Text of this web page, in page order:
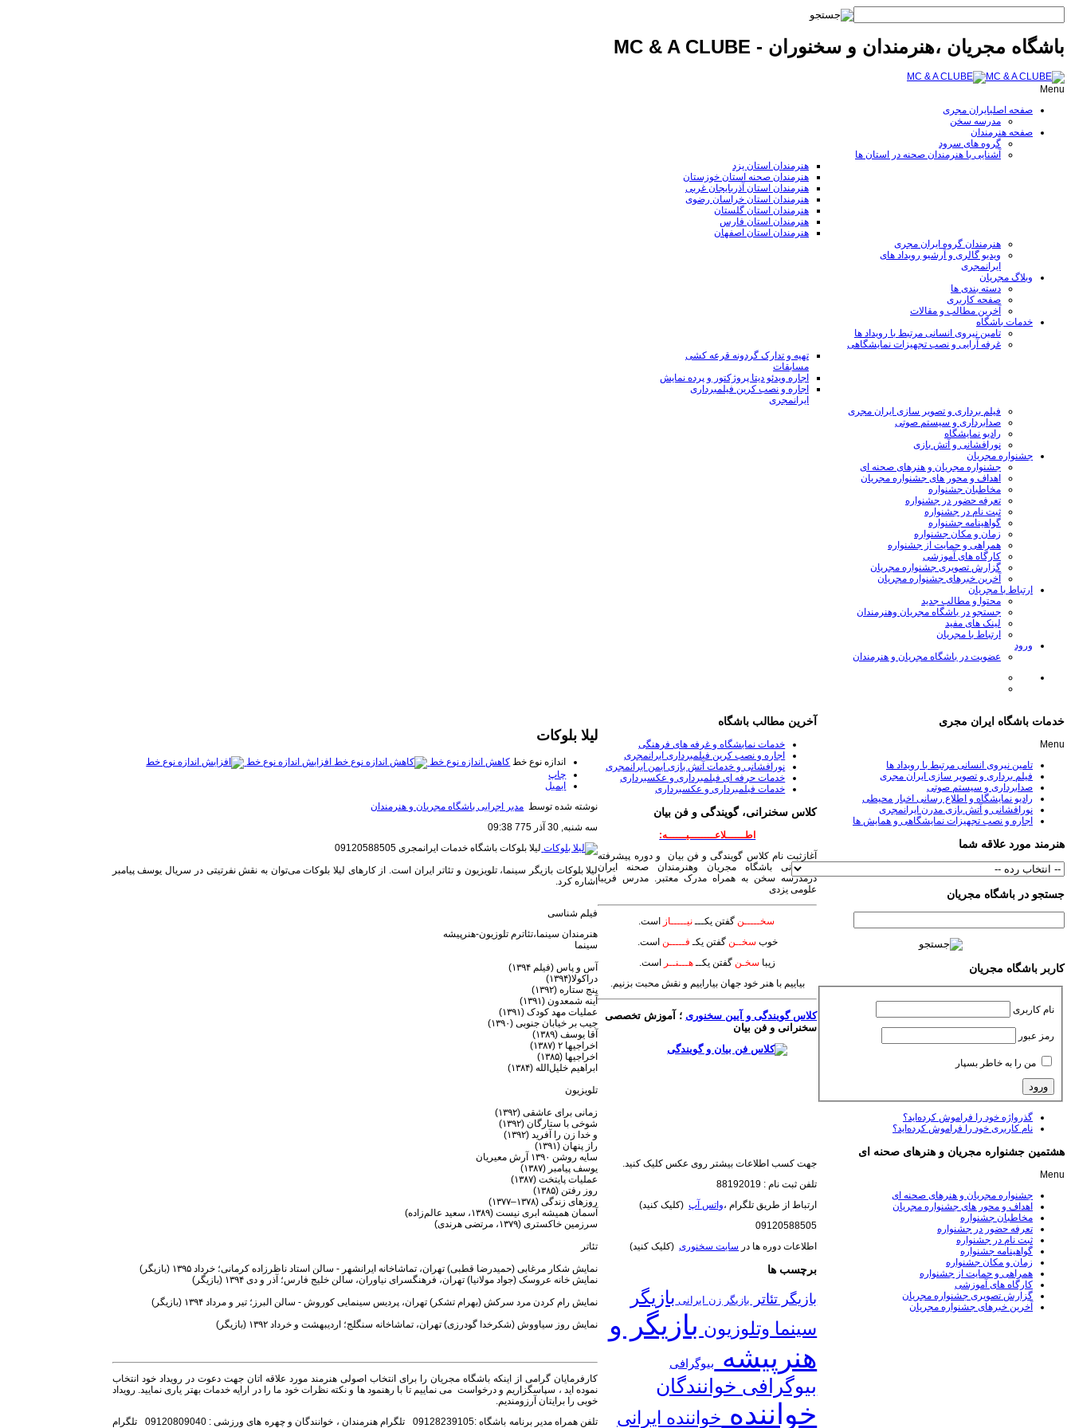
باشگاه مجریان ،هنرمندان و سخنوران - MC & A CLUBE
Menu
صفحه اصلیایران مجری
مدرسه سخن
صفحه هنرمندان
گروه های سرود
آشنایی با هنرمندان صحنه در استان ها
هنرمندان استان یزد
هنرمندان صحنه استان خوزستان
هنرمندان استان آذربایجان غربی
هنرمندان استان خراسان رضوی
هنرمندان استان گلستان
هنرمندان استان فارس
هنرمندان استان اصفهان
هنرمندان گروه ایران مجری
ویدیو گالری و آرشیو رویداد های
ایرانمجری
وبلاگ مجریان
دسته بندی ها
صفحه کاربری
آخرین مطالب و مقالات
خدمات باشگاه
تامین نیروی انسانی مرتبط با رویداد ها
غرفه آرایی و نصب تجهیزات نمایشگاهی
تهیه و تدارک گردونه قرعه کشی
مسابقات
اجاره ویدئو دیتا پروژکتور و پرده نمایش
اجاره و نصب کرین فیلمبرداری
ایرانمجری
فیلم برداری و تصویر سازی ایران مجری
صدابرداری و سیستم صوتی
رادیو نمایشگاه
نورافشانی و آتش بازی
جشنواره مجریان
جشنواره مجریان و هنرهای صحنه ای
اهداف و محور های جشنواره مجریان
مخاطبان جشنواره
تعرفه حضور در جشنواره
ثبت نام در جشنواره
گواهینامه جشنواره
زمان و مکان جشنواره
همراهی و حمایت از جشنواره
کارگاه های آموزشی
گزارش تصویری جشنواره مجریان
آخرین خبرهای جشنواره مجریان
ارتباط با مجریان
محتوا و مطالب جدید
جستجو در باشگاه مجریان وهنرمندان
لینک های مفید
ارتباط با مجریان
ورود
عضویت در باشگاه مجریان و هنرمندان
لیلا بلوکات
اندازه نوع خط کاهش اندازه نوع خط
افزایش اندازه نوع خط
چاپ
ایمیل
نوشته شده توسط مدیر اجرایی باشگاه مجریان و هنرمندان
سه شنبه, 30 آذر 775 09:38
لیلا بلوکات باشگاه خدمات ایرانمجری 09120588505
لیلا بلوکات بازیگر سینما، تلویزیون و تئاتر ایران است. از کارهای لیلا بلوکات می‌توان به نقش نفرتیتی در سریال یوسف پیامبر
اشاره کرد.
فیلم شناسی
هنرمندان سینما،تئاترم تلوزیون-هنرپیشه
سینما
آس و پاس (فیلم ۱۳۹۴)
دراکولا(۱۳۹۴)
پنج ستاره (۱۳۹۲)
آینه شمعدون (۱۳۹۱)
عملیات مهد کودک (۱۳۹۱)
جیب بر خیابان جنوبی (۱۳۹۰)
آقا یوسف (۱۳۸۹)
اخراجیها ۲ (۱۳۸۷)
اخراجیها (۱۳۸۵)
ابراهیم خلیل‌الله (۱۳۸۴)
تلویزیون
زمانی برای عاشقی (۱۳۹۲)
شوخی با ستارگان (۱۳۹۲)
و خدا زن را آفرید (۱۳۹۲)
راز پنهان (۱۳۹۱)
سایه روشن ۱۳۹۰ آرش معیریان
یوسف پیامبر (۱۳۸۷)
عملیات پایتخت (۱۳۸۷)
روز رفتن (۱۳۸۵)
روزهای زندگی (۱۳۷۸–۱۳۷۷)
آسمان همیشه ابری نیست (۱۳۸۹، سعید عالم‌زاده)
سرزمین خاکستری (۱۳۷۹، مرتضی هرندی)
تئاتر
نمایش شکار مرغابی (حمیدرضا قطبی) تهران، تماشاخانه ایرانشهر - سالن استاد ناظرزاده کرمانی؛ خرداد ۱۳۹۵ (بازیگر)
نمایش خانه عروسک (جواد مولانیا) تهران، فرهنگسرای نیاوران، سالن خلیج فارس؛ آذر و دی ۱۳۹۴ (بازیگر)
نمایش رام کردن مرد سرکش (بهرام تشکر) تهران، پردیس سینمایی کوروش - سالن البرز؛ تیر و مرداد ۱۳۹۴ (بازیگر)
نمایش روز سیاووش (شکرخدا گودرزی) تهران، تماشاخانه سنگلج؛ اردیبهشت و خرداد ۱۳۹۲ (بازیگر)
کارفرمایان گرامی از اینکه باشگاه مجریان را برای انتخاب اصولی هنرمند مورد علاقه اتان جهت دعوت در رویداد خود انتخاب
نموده اید ، سپاسگزاریم و درخواست می نماییم تا با رهنمود ها و نکته نظرات خود ما را در ارایه خدمات بهتر یاری نمایید. رویداد
خوبی را برایتان آرزومندیم.
تلفن همراه مدیر برنامه باشگاه :09128239105 تلگرام هنرمندان ، خوانندگان و چهره های ورزشی : 09120809040 تلگرام
آخرین مطالب باشگاه
خدمات نمایشگاه و غرفه های فرهنگی
اجاره و نصب کرین فیلمبرداری ایرانمجری
نورافشانی و خدمات آتش بازی ایمن ایرانمجری
خدمات حرفه ای فیلمبرداری و عکسبرداری
خدمات فیلمبرداری و عکسبرداری
کلاس سخنرانی، گویندگی و فن بیان
اطــــــلاعــــــــیــــــه:
آغازثبت نام کلاس گویندگی و فن بیان و دوره پیشرفته
سخنرانی باشگاه مجریان وهنرمندان صحنه ایران
درمدرسه سخن به همراه مدرک معتبر. مدرس فریبا
علومی یزدی
سخـــــن گفتن یکـــنیـــــاز
است.
خوب سخــن گفتن یکـ فـــــن است.
زیبا سخـنگفتن یکــهـــنــر
است.
بیاییم با هنر خود جهان بیاراییم و نقش محبت بزنیم.
کلاس گویندگی و آیین سخنوری؛ آموزش تخصصی
سخنرانی و فن بیان
جهت کسب اطلاعات بیشتر روی عکس کلیک کنید.
تلفن ثبت نام : 88192019
ارتباط از طریق تلگرام ،واتس آپ(کلیک کنید)
09120588505
اطلاعات دوره ها در سایت سخنوری(کلیک کنید)
برچسب ها
بازیگر تئاتر بازیگر زن ایرانی بازیگر
سینما وتلوزیون بازیگر و
هنرپیشه
بیوگرافی
بیوگرافی خوانندگان
خواننده خواننده ایرانی
خدمات باشگاه ایران مجری
Menu
تامین نیروی انسانی مرتبط با رویداد ها
فیلم برداری و تصویر سازی ایران مجری
صدابرداری و سیستم صوتی
رادیو نمایشگاه و اطلاع رسانی اخبار محیطی
نورافشانی و آتش بازی مدرن ایرانمجری
اجاره و نصب تجهیزات نمایشگاهی و همایش ها
هنرمند مورد علاقه شما
جستجو در باشگاه مجریان
کاربر باشگاه مجریان
نام کاربری
رمز عبور
من را به خاطر بسپار
گذرواژه خود را فراموش کرده‌اید؟
نام کاربری خود را فراموش کرده‌اید؟
هشتمین جشنواره مجریان و هنرهای صحنه ای
Menu
جشنواره مجریان و هنرهای صحنه ای
اهداف و محور های جشنواره مجریان
مخاطبان جشنواره
تعرفه حضور در جشنواره
ثبت نام در جشنواره
گواهینامه جشنواره
زمان و مکان جشنواره
همراهی و حمایت از جشنواره
کارگاه های آموزشی
گزارش تصویری جشنواره مجریان
آخرین خبرهای جشنواره مجریان